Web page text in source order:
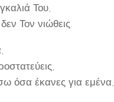
Του,
Τον νιώθεις.
όσα έκανες για εμένα,